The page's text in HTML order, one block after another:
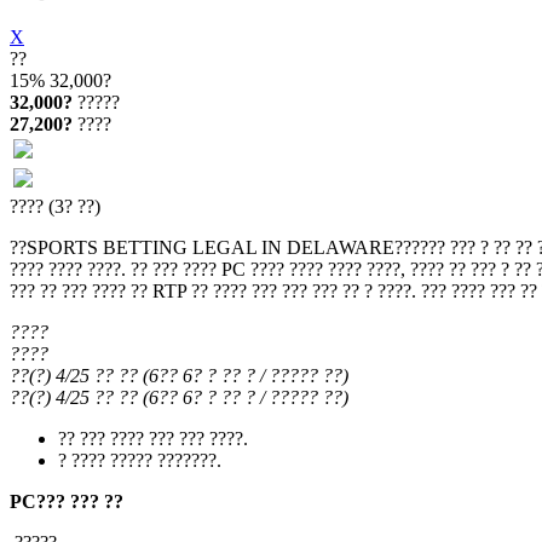
X
??
15% 32,000?
32,000? ?????
27,200? ????
???? (3? ??)
??SPORTS BETTING LEGAL IN DELAWARE?????? ??? ? ?? ?? ?
???? ???? ????. ?? ??? ???? PC ???? ???? ???? ????, ???? ?? ??? ?
??? ?? ??? ???? ?? RTP ?? ???? ??? ??? ??? ?? ? ????. ??? ???? ???
????
????
??(?) 4/25 ?? ?? (6?? 6? ? ?? ? / ????? ??)
??(?) 4/25 ?? ?? (6?? 6? ? ?? ? / ????? ??)
?? ??? ???? ??? ??? ????.
? ???? ????? ???????.
PC??? ??? ??